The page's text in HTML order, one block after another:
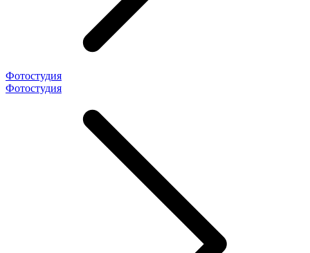
Фотостудия
Фотостудия